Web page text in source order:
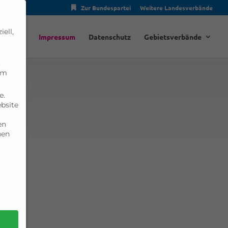
Zur Bundespartei Weitere Landesverbände
Impressum Datenschutz Gebietsverbände